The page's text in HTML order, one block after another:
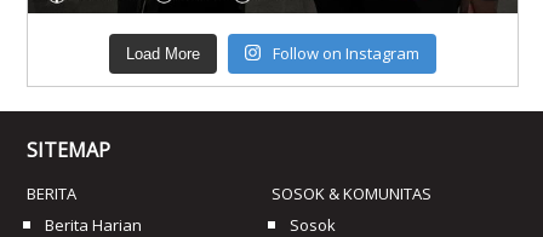
Load More Follow on Instagram
SITEMAP
BERITA
Berita Harian
SOSOK & KOMUNITAS
Sosok